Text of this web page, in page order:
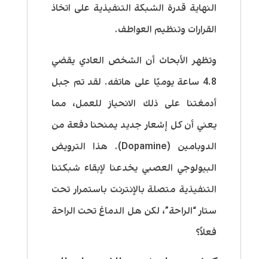
النهاية قدرة الشبكة التنفيذية على اتخاذ
القرارات وتنظيم العواطف.
وتظهر الأبحاث أن الشخص العادي يقضي
4.8 ساعة يوميًا على هاتفه. لقد تم جبل
أدمغتنا على ذلك الانحياز للعمل، مما
يعني أن كل إشعار جديد يمنحنا دفعة من
الدوبامين (Dopamine). هذا الترويض
البيولوجي العصبي يخدعنا لإبقاء شبكتنا
التنفيذية متصلة بالإنترنت باستمرار تحت
ستار “الراحة”، لكن هل الدماغ تحت الراحة
فعلاً؟